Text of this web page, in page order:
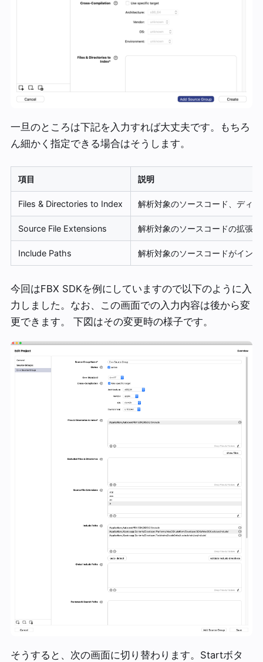
一旦のところは下記を入力すれば大丈夫です。もちろ
ん細かく指定できる場合はそうします。
項目 説明
Files & Directories to Index 解析対象のソースコード、ディ
Source File Extensions 解析対象のソースコードの拡張
Include Paths 解析対象のソースコードがイン
今回はFBX SDKを例にしていますので以下のように入
力しました。なお、この画面での入力内容は後から変
更できます。 下図はその変更時の様子です。
そうすると、次の画面に切り替わります。Startボタ